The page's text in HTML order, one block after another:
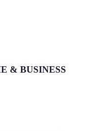
& BUSINESS